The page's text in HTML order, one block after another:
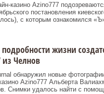
казино Azino777
постановления
с которым ознакомился
жизни
из Челнов
обнаружил новые
Azino777 Альберта
Снимки удалось найти с